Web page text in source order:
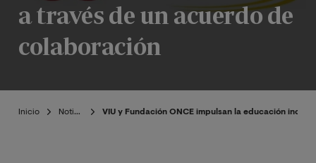
a través de un acuerdo de
colaboración
Inicio Noticias VIU y Fundación ONCE impulsan la educación